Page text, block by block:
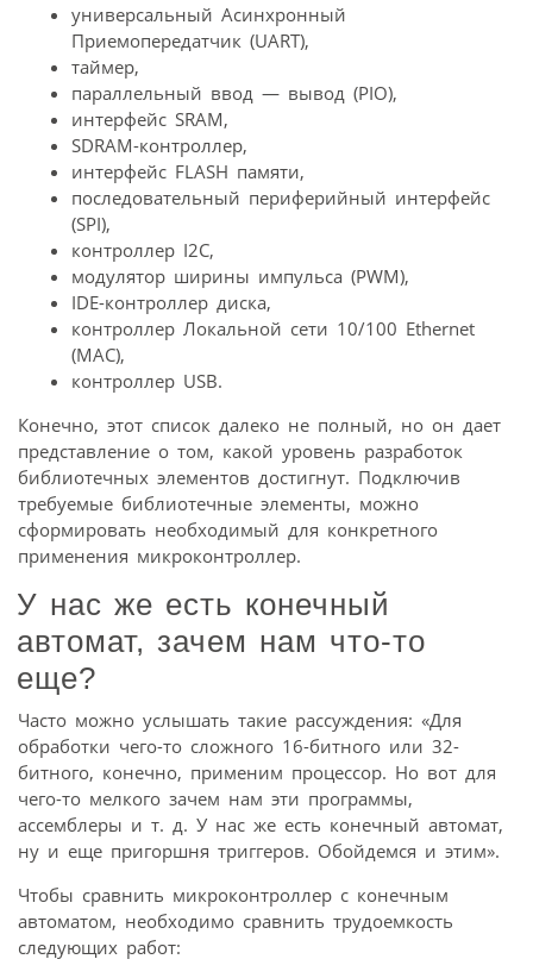
универсальный Асинхронный
Приемопередатчик (UART),
таймер,
параллельный ввод — вывод (PIO),
интерфейс SRAM,
SDRAM-контроллер,
интерфейс FLASH памяти,
последовательный периферийный интерфейс
(SPI),
контроллер I2C,
модулятор ширины импульса (PWM),
IDE-контроллер диска,
контроллер Локальной сети 10/100 Ethernet
(MAC),
контроллер USB.
Конечно, этот список далеко не полный, но он дает
представление о том, какой уровень разработок
библиотечных элементов достигнут. Подключив
требуемые библиотечные элементы, можно
сформировать необходимый для конкретного
применения микроконтроллер.
У нас же есть конечный
автомат, зачем нам что-то
еще?
Часто можно услышать такие рассуждения: «Для
обработки чего-то сложного 16-битного или 32-
битного, конечно, применим процессор. Но вот для
чего-то мелкого зачем нам эти программы,
ассемблеры и т. д. У нас же есть конечный автомат,
ну и еще пригоршня триггеров. Обойдемся и этим».
Чтобы сравнить микроконтроллер с конечным
автоматом, необходимо сравнить трудоемкость
следующих работ: